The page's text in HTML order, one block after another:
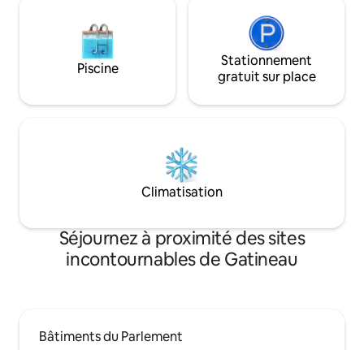
Piscine
Stationnement
gratuit sur place
Climatisation
Séjournez à proximité des sites
incontournables de Gatineau
Bâtiments du Parlement